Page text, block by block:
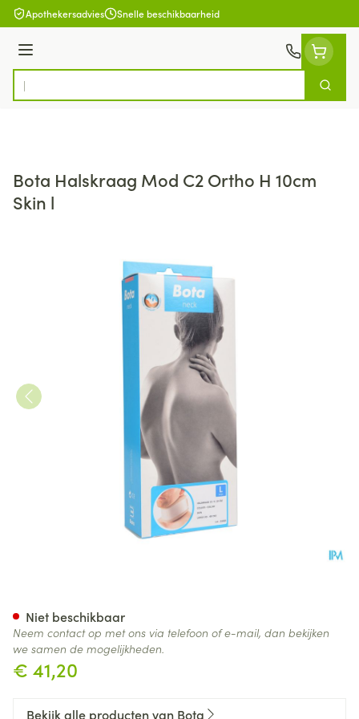
Ga naar de inhoud
Apothekersadvies Snelle beschikbaarheid
Menu
Product, merk, categorie...
Zoek
Bota Halskraag Mod C2 Ortho H 10cm
Skin l
€ 41,20
Niet beschikbaar
Neem contact op met ons via telefoon of e-mail, dan bekijken
we samen de mogelijkheden.
Bekijk alle producten van Bota